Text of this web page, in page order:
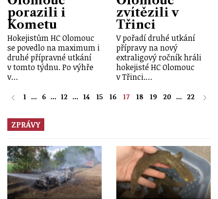
porazili i
Kometu
Hokejistům HC Olomouc
se povedlo na maximum i
druhé přípravné utkání
v tomto týdnu. Po výhře
v…
zvítězili v
Třinci
V pořadí druhé utkání
přípravy na nový
extraligový ročník hráli
hokejisté HC Olomouc
v Třinci.…
1 ... 6 ... 12 ... 14 15 16 17 18 19 20 ... 22
ZPRÁVY